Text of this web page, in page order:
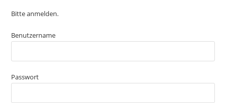
Bitte anmelden.
Benutzername
Passwort